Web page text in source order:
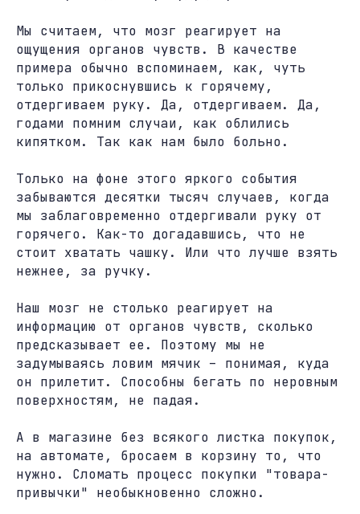
Мы считаем, что мозг реагирует на
ощущения органов чувств. В качестве
примера обычно вспоминаем, как, чуть
только прикоснувшись к горячему,
отдергиваем руку. Да, отдергиваем. Да,
годами помним случаи, как облились
кипятком. Так как нам было больно.
Только на фоне этого яркого события
забываются десятки тысяч случаев, когда
мы заблаговременно отдергивали руку от
горячего. Как-то догадавшись, что не
стоит хватать чашку. Или что лучше взять
нежнее, за ручку.
Наш мозг не столько реагирует на
информацию от органов чувств, сколько
предсказывает ее. Поэтому мы не
задумываясь ловим мячик – понимая, куда
он прилетит. Способны бегать по неровным
поверхностям, не падая.
А в магазине без всякого листка покупок,
на автомате, бросаем в корзину то, что
нужно. Сломать процесс покупки "товара-
привычки" необыкновенно сложно.